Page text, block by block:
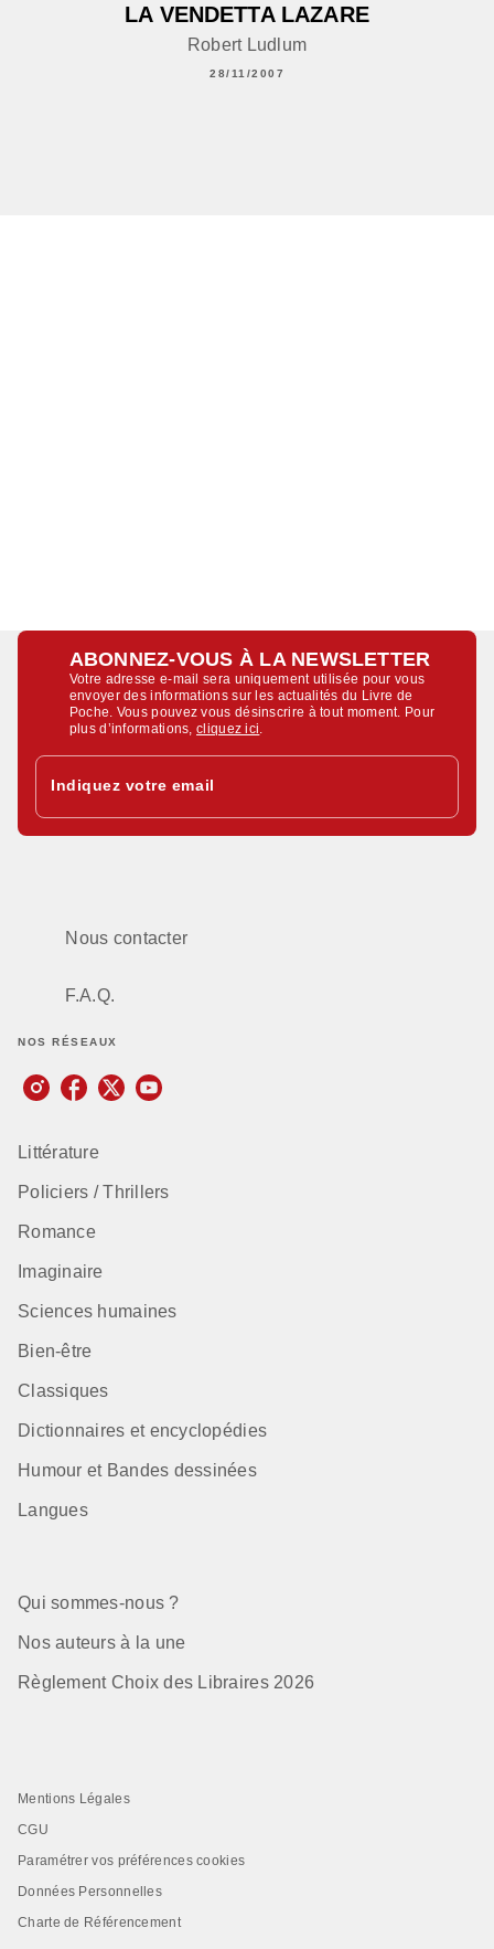
LA VENDETTA LAZARE
Robert Ludlum
28/11/2007
ABONNEZ-VOUS À LA NEWSLETTER
Votre adresse e-mail sera uniquement utilisée pour vous
envoyer des informations sur les actualités du Livre de
Poche. Vous pouvez vous désinscrire à tout moment. Pour
plus d’informations,cliquez ici
Indiquez votre email
Nous contacter
F.A.Q.
NOS RÉSEAUX
Littérature
Policiers / Thrillers
Romance
Imaginaire
Sciences humaines
Bien-être
Classiques
Dictionnaires et encyclopédies
Humour et Bandes dessinées
Langues
Qui sommes-nous ?
Nos auteurs à la une
Règlement Choix des Libraires 2026
Mentions Légales
CGU
Paramétrer vos préférences cookies
Données Personnelles
Charte de Référencement